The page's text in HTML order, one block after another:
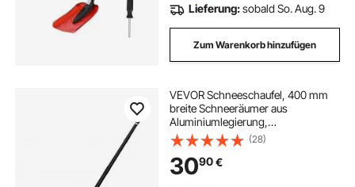
Lieferung:sobald So. Aug. 9
Zum Warenkorb hinzufügen
VEVOR Schneeschaufel, 400 mm
breite Schneeräumer aus
Aluminiumlegierung,
Schneeschieber, Schneeschippe,
Schneeschüppet, abnehmbares &
leichtes Schneeräumwerkzeug für
Garten, Auto, Camping
(28)
3090€